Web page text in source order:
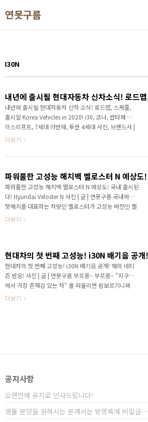
연못구름
I30N
내년에 출시될 현대자동차 신차 소식! 로드맵, 스케줄,
출시일 Korea Vehicles in 2020! i30, 코나, 싼타페 페
이스리프트, 7세대 아반떼, 투싼 4세대 사진, 브랜드사 |
글, 연못구름 "단순 감"이 아닌 정확한 "수치자료"를 통
하세요? 연못구름입니다. 지난 영상에서는 기아차에서
보시고 현대자동차의 신차 소식을 알려달라고 요청하셔
서 이번 영상에서는 내년에 출시될 현대자동차의 신차
소식을 알려드리겠습니다^^ 연못구름에게 구독자분들
은 소중하기 때문입니다! # 신차 소식을 가장 빠르게 듣
다! 올해 현대차에서도 다양한 신차가 출시되었습니다..
더보기
파워풀한 고성능 해치백 벨로스터 N 예상도! 국내 출시된
다! Hyundai Veloster N 사진 | 글 | 연못구름 국내에서
핫해치를 대표하는 차량인 벨로스터가 고성능 버전인 벨
로스터 N 으로 출시를 앞두고 있습니다. 벨로스터 N은 최
i30N! ​ 차량이 재력을 상징하는 국내에서 해치백은 비인
기 차종입니다. 국내 정서상 트렁크 공간이 보이는 차량
은 짐차로 생각하는 경향을 가지고 있다 보니 해치백이나
왜건과 같은 차량은 비선호의 대상이라고 할 수 있습니
다. 반면, 실속을 중시하는 유럽의 경우 핫 해치를 포함한
왜건과 같은 차량이 큰 인기를 ..
더보기
현대차의 첫 번째 고성능! i30N 배기음 공개! 해외 네티
즌 반응! 사진 | 글 | 연못구름 부르릉~ 부르릉~ "지구상
에서 가장 존재감 있는 차" 를 떠올리면 람보르기니와
같은 고성능 슈퍼카가 아닐까요? 공상과학 영화에서나
낮아서 우리나라와 같이 방지턱이 많은 도로에서 주행
니다. ​ 고성능에 미래를 건 현대자동차 N! 국내 자동차
제조사인..
더보기
공지사항
오랜만에 공지로 인사드립니다!
생물 분양을 원하시는 분께서는 방명록에 비밀글⋯